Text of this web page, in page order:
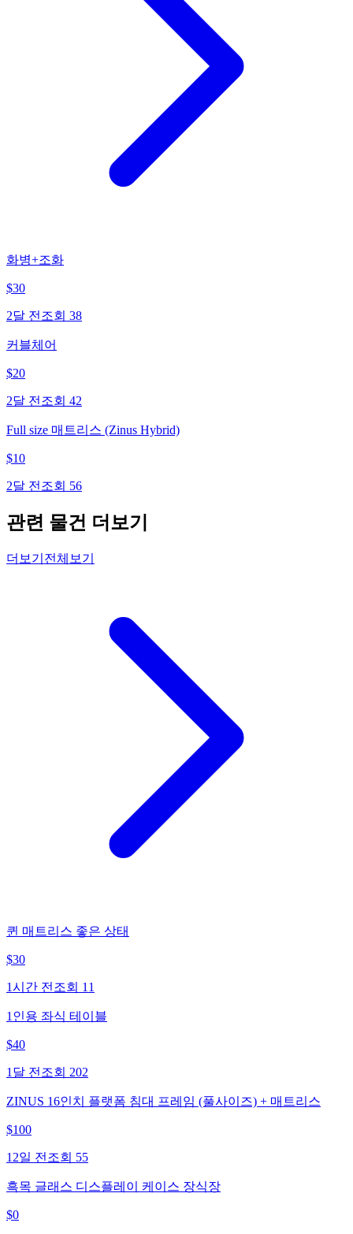
화병+조화
$30
2달 전 조회 38
커블체어
$20
2달 전 조회 42
Full size 매트리스 (Zinus Hybrid)
$10
2달 전 조회 56
관련 물건 더보기
더보기 전체보기
퀸 매트리스 좋은 상태
$30
1시간 전 조회 11
1인용 좌식 테이블
$40
1달 전 조회 202
ZINUS 16인치 플랫폼 침대 프레임 (풀사이즈) + 매트리스
$100
12일 전 조회 55
흑목 글래스 디스플레이 케이스 장식장
$0